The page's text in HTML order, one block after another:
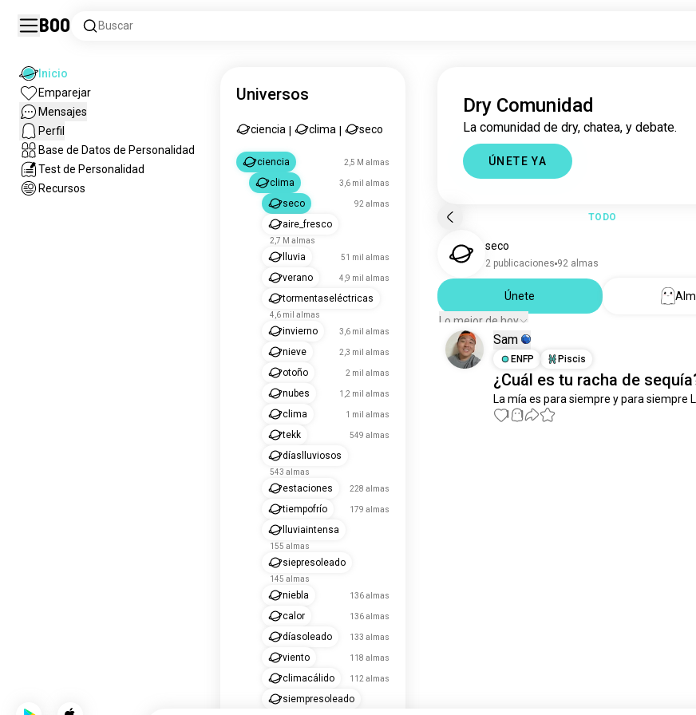
Boo Buscar
Inicio
Emparejar
Mensajes
Perfil
Base de Datos de Personalidad
Test de Personalidad
Recursos
Universos
ciencia clima seco
ciencia 2,5 M almas
clima 3,6 mil almas
seco 92 almas
aire_fresco
2,7 M almas
lluvia 51 mil almas
verano 4,9 mil almas
tormentaseléctricas
4,6 mil almas
invierno 3,6 mil almas
nieve 2,3 mil almas
otoño 2 mil almas
nubes 1,2 mil almas
clima 1 mil almas
tekk 549 almas
díaslluviosos
543 almas
estaciones 228 almas
tiempofrío 179 almas
lluviaintensa
155 almas
siepresoleado
145 almas
niebla 136 almas
calor 136 almas
díasoleado 133 almas
viento 118 almas
climacálido 112 almas
siempresoleado
Dry Comunidad
La comunidad de dry, chatea, y debate.
ÚNETE YA
TODO
seco
2 publicaciones 92 almas
Únete
Lo mejor de hoy
Sam
ENFP
Piscis
¿Cuál es tu racha de
La mía es para siempre y para siempre
1 1